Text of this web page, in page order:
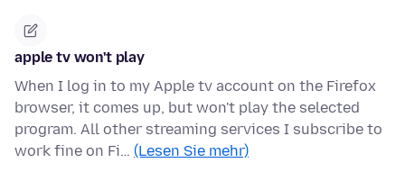
apple tv won't play
When I log in to my Apple tv account on the Firefox
browser, it comes up, but won't play the selected
program. All other streaming services I subscribe to
work fine on Fi… (Lesen Sie mehr)